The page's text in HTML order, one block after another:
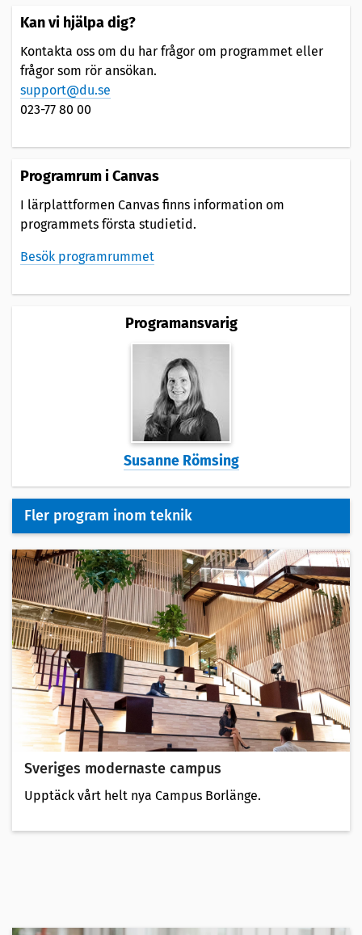
Kan vi hjälpa dig?
Kontakta oss om du har frågor om programmet eller
frågor som rör ansökan.
support@du.se
023-77 80 00
Programrum i Canvas
I lärplattformen Canvas finns information om
programmets första studietid.
Besök programrummet
Programansvarig
Susanne Römsing
Fler program inom teknik
Sveriges modernaste campus
Upptäck vårt helt nya Campus Borlänge.